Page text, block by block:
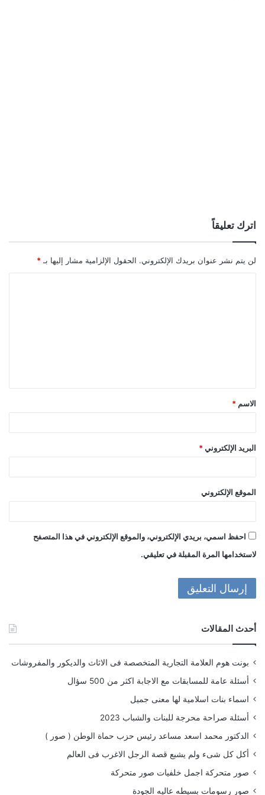
اترك تعليقاً
لن يتم نشر عنوان بريدك الإلكتروني. الحقول الإلزامية مشار إليها بـ *
ق
*
الاسم *
البريد الإلكتروني *
الموقع الإلكتروني
احفظ اسمي، بريدي الإلكتروني، والموقع الإلكتروني في هذا المتصفح
لاستخدامها المرة المقبلة في تعليقي.
أحدث المقالات
بونت هوم العلامة التجارية المتخصصة فى الاثاث والديكور والمفروشات
أسئلة عامة للمسابقات مع الاجابة اكثر من 500 سؤال
اسماء بنات اسلامية لها معنى جميل
أسئلة صراحة محرجة للبنات والشباب 2023
الدكتور محمد اسعد مساعد رئيس حزب حماة الوطن ( صور )
أكل كل شىء ولم يشبع قصة الرجل الاغرب فى العالم
صور متحركة اجمل خلفيات صور متحركة
صور رسومات بسيطه عاليه الجودة